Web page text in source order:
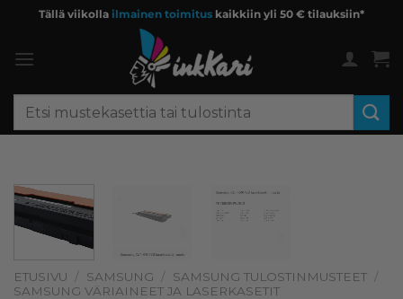
content
Tällä viikolla ilmainen toimitus kaikkiin yli 50 € tilauksiin*
Etsi:
ETUSIVU / SAMSUNG / SAMSUNG TULOSTINMUSTEET /
SAMSUNG VÄRIAINEET JA LASERKASETIT